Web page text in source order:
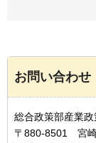
お問い合わせ
総合政策部産業
〒880-8501 宮